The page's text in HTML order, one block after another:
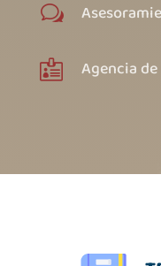
w
 Agencia